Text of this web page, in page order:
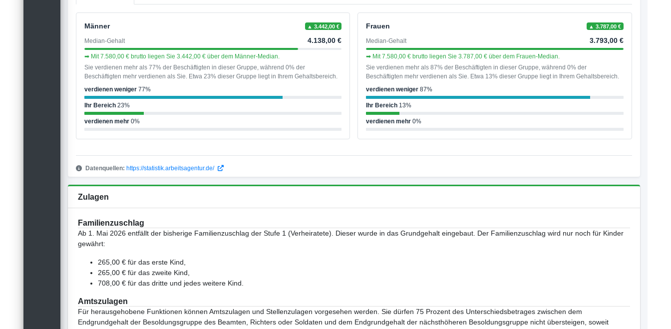
Männer ▲ 3.442,00 €
Median-Gehalt 4.138,00 €
➡ Mit 7.580,00 € brutto liegen Sie 3.442,00 € über dem Männer-Median.
Sie verdienen mehr als 77% der Beschäftigten in dieser Gruppe, während 0% der
Beschäftigten mehr verdienen als Sie. Etwa 23% dieser Gruppe liegt in Ihrem Gehaltsbereich.
verdienen weniger 77%
Ihr Bereich 23%
verdienen mehr 0%
Frauen ▲ 3.787,00 €
Median-Gehalt 3.793,00 €
➡ Mit 7.580,00 € brutto liegen Sie 3.787,00 € über dem Frauen-Median.
Sie verdienen mehr als 87% der Beschäftigten in dieser Gruppe, während 0% der
Beschäftigten mehr verdienen als Sie. Etwa 13% dieser Gruppe liegt in Ihrem Gehaltsbereich.
verdienen weniger 87%
Ihr Bereich 13%
verdienen mehr 0%
Datenquellen: https://statistik.arbeitsagentur.de/
Zulagen
Familienzuschlag
Ab 1. Mai 2026 entfällt der bisherige Familienzuschlag der Stufe 1 (Verheiratete). Dieser wurde in das Grundgehalt eingebaut. Der Familienzuschlag wird nur noch für Kinder
gewährt:
265,00 € für das erste Kind,
265,00 € für das zweite Kind,
708,00 € für das dritte und jedes weitere Kind.
Amtszulagen
Für herausgehobene Funktionen können Amtszulagen und Stellenzulagen vorgesehen werden. Sie dürfen 75 Prozent des Unterschiedsbetrages zwischen dem
Endgrundgehalt der Besoldungsgruppe des Beamten, Richters oder Soldaten und dem Endgrundgehalt der nächsthöheren Besoldungsgruppe nicht übersteigen, soweit